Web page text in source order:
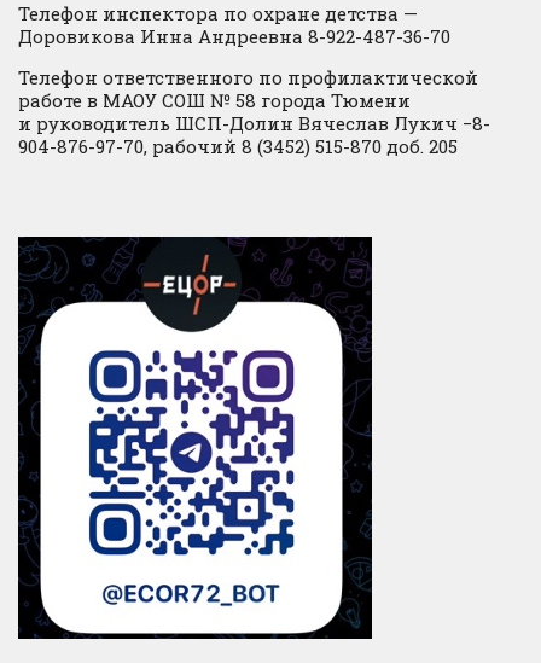
Телефон инспектора по охране детства —
Доровикова Инна Андреевна 8-922-487-36-70
Телефон ответственного по профилактической
работе в МАОУ СОШ № 58 города Тюмени
и руководитель ШСП-Долин Вячеслав Лукич −8-
904-876-97-70, рабочий 8 (3452) 515-870 доб. 205